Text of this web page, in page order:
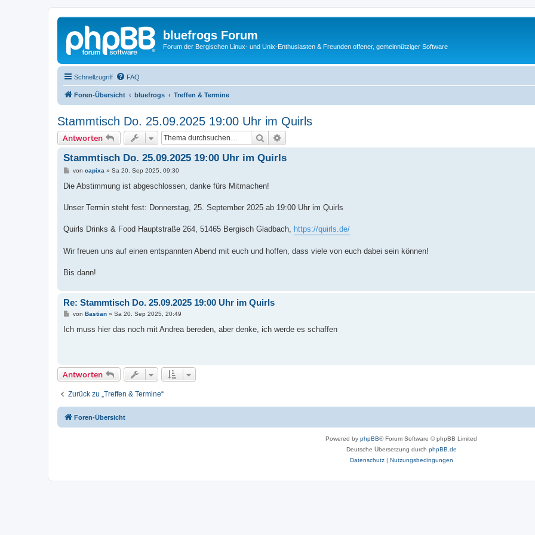
bluefrogs Forum
Forum der Bergischen Linux- und Unix-Enthusiasten & Freunden offener, gemeinnütziger Software
Schnellzugriff FAQ
Foren-Übersicht bluefrogs Treffen & Termine
Stammtisch Do. 25.09.2025 19:00 Uhr im Quirls
Antworten Suche
Stammtisch Do. 25.09.2025 19:00 Uhr im Quirls
B
i
a
von capixa » Sa 20. Sep 2025, 09:30
Die Abstimmung ist abgeschlossen, danke fürs Mitmachen!
Unser Termin steht fest: Donnerstag, 25. September 2025 ab 19:00 Uhr im Quirls
Quirls Drinks & Food Hauptstraße 264, 51465 Bergisch Gladbach, https://quirls.de/
Wir freuen uns auf einen entspannten Abend mit euch und hoffen, dass viele von euch dabei sein können!
Bis dann!
Re: Stammtisch Do. 25.09.2025 19:00 Uhr im Quirls
B
i
von Bastian» Sa 20. Sep 2025, 20:49
Ich muss hier das noch mit Andrea bereden, aber denke, ich werde es schaffen
Antworten
Zurück zu „Treffen & Termine“
Foren-Übersicht
Powered by phpBB® Forum Software © phpBB Limited
Deutsche Übersetzung durch phpBB.de
Datenschutz| Nutzungsbedingungen